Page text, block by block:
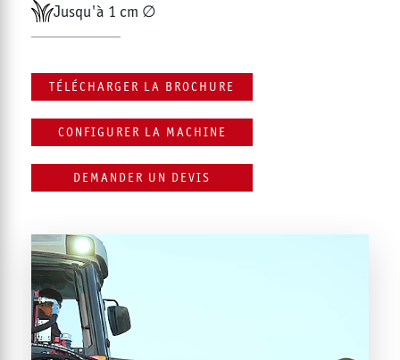
Jusqu'à 1 cm ∅
TÉLÉCHARGER LA BROCHURE
CONFIGURER LA MACHINE